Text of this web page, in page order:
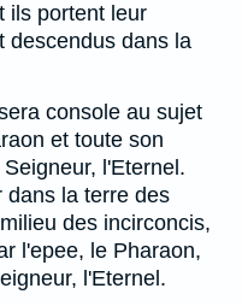
ils portent leur
descendus dans la
console au sujet
et toute son
l'Eternel.
dans la terre des
des incirconcis,
l'epee, le Pharaon,
l'Eternel.